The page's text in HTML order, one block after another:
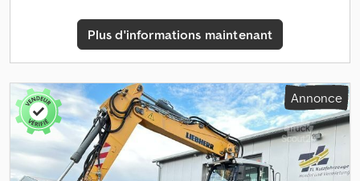
Plus d'informations maintenant
Annonce